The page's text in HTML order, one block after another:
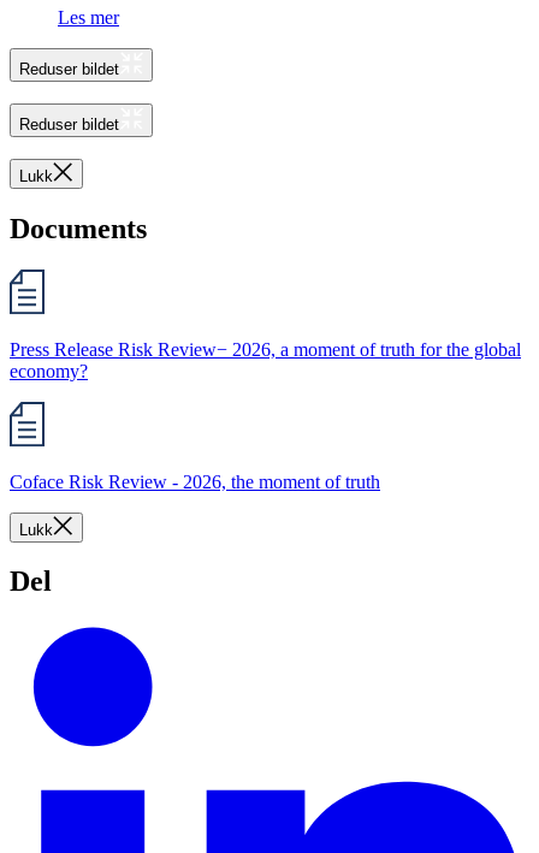
Les mer
Reduser bildet
Reduser bildet
Lukk
Documents
Press Release Risk Review− 2026, a moment of truth for the global
economy?
Coface Risk Review - 2026, the moment of truth
Lukk
Del